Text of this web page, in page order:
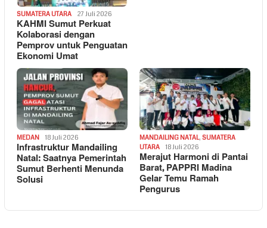
SUMATERA UTARA 27 Juli 2026
KAHMI Sumut Perkuat
Kolaborasi dengan
Pemprov untuk Penguatan
Ekonomi Umat
MEDAN 18 Juli 2026
Infrastruktur Mandailing
Natal: Saatnya Pemerintah
Sumut Berhenti Menunda
Solusi
MANDAILING NATAL, SUMATERA
UTARA
18 Juli 2026
Merajut Harmoni di Pantai
Barat, PAPPRI Madina
Gelar Temu Ramah
Pengurus